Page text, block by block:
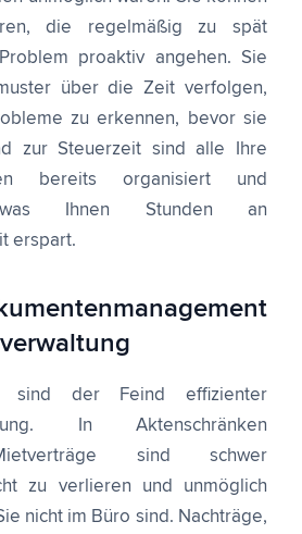
die regelmäßig zu spät
proaktiv angehen. Sie
über die Zeit verfolgen,
zu erkennen, bevor sie
zur Steuerzeit sind alle Ihre
bereits organisiert und
was Ihnen Stunden an
erspart.
sind der Feind effizienter
In Aktenschränken
sind schwer
zu verlieren und unmöglich
nicht im Büro sind. Nachträge,